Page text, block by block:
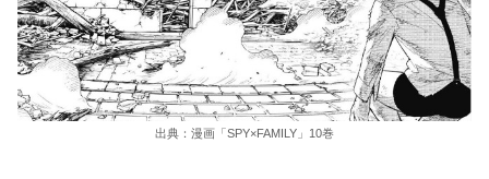
出典：漫画「SPY×FAMILY」10巻